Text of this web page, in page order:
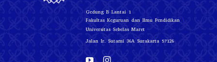
Gedung B Lantai 1
Fakultas Keguruan dan Ilmu Pendidikan
Universitas Sebelas Maret
Jalan Ir. Sutami 36A Surakarta 57126